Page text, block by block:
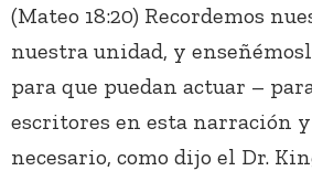
(Mateo 18:20) Recordemos
nuestra unidad, y
para que puedan actuar –
escritores en esta narración
necesario, como dijo el Dr.